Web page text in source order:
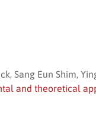
Sang Eun Shim,
and theoretical